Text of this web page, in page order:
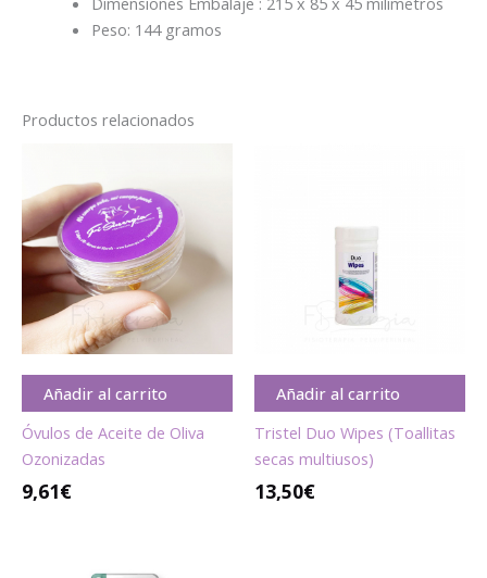
Peso: 144 gramos
Productos relacionados
Añadir al carrito
Óvulos de Aceite de Oliva
Ozonizadas
9,61€
Añadir al carrito
Tristel Duo Wipes (Toallitas
secas multiusos)
13,50€